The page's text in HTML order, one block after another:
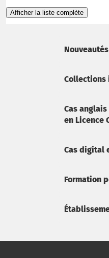
Afficher la liste complète
Nouveautés
Cas
en Licence
Cas digital
Formation